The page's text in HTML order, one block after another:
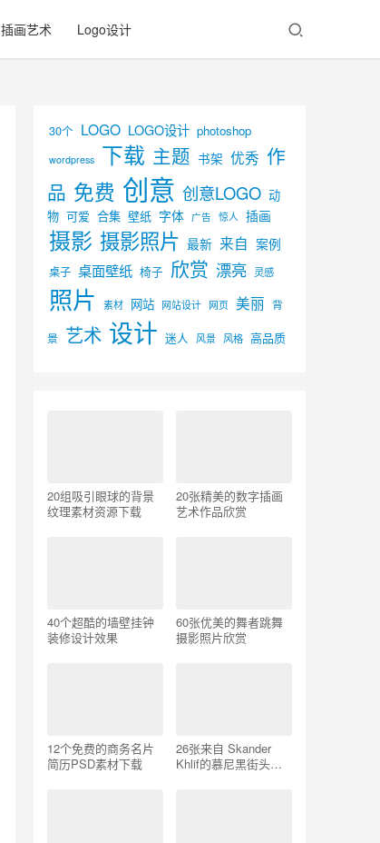
插画艺术 Logo设计
30个 LOGO LOGO设计 photoshop
wordpress 下载 主题 书架 优秀 作
品 免费 创意 创意LOGO 动
物 可爱 合集 壁纸 字体 广告 惊人 插画
摄影 摄影照片 最新 来自 案例
桌子 桌面壁纸 椅子 欣赏 漂亮 灵感
照片 素材 网站 网站设计 网页 美丽 背
景 艺术 设计 迷人 风景 风格 高品质
20组吸引眼球的背景
纹理素材资源下载
20张精美的数字插画
艺术作品欣赏
40个超酷的墙壁挂钟
装修设计效果
60张优美的舞者跳舞
摄影照片欣赏
12个免费的商务名片
简历PSD素材下载
26张来自 Skander
Khlif的慕尼黑街头摄